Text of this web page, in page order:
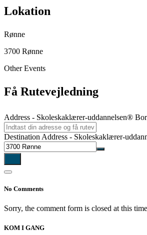
Lokation
Rønne
3700 Rønne
Other Events
Få Rutevejledning
Address - Skoleskaklærer-uddannelsen®
Destination Address - Skoleskaklærer-
No Comments
Sorry, the comment form is closed at this
KOM I GANG